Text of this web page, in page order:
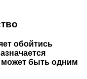
обойтись
может быть одним